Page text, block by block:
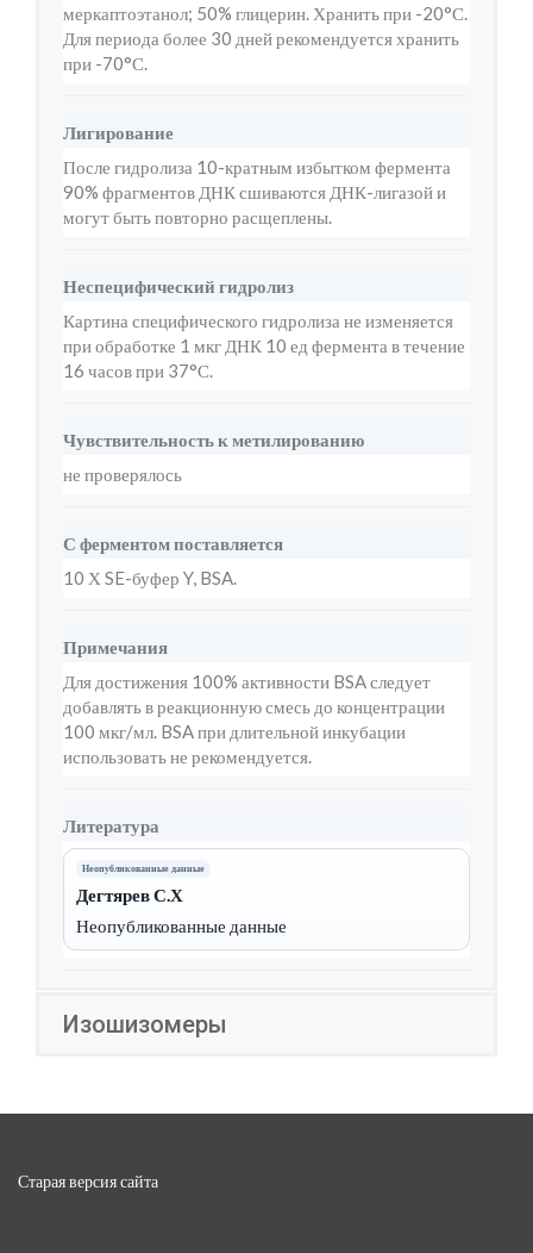
меркаптоэтанол; 50% глицерин. Хранить при -20°С.
Для периода более 30 дней рекомендуется хранить
при -70°С.
Лигирование
После гидролиза 10-кратным избытком фермента
90% фрагментов ДНК сшиваются ДНК-лигазой и
могут быть повторно расщеплены.
Неспецифический гидролиз
Картина специфического гидролиза не изменяется
при обработке 1 мкг ДНК 10 ед фермента в течение
16 часов при 37°С.
Чувствительность к метилированию
не проверялось
С ферментом поставляется
10 Х SE-буфер Y, BSA.
Примечания
Для достижения 100% активности BSA следует
добавлять в реакционную смесь до концентрации
100 мкг/мл. BSA при длительной инкубации
использовать не рекомендуется.
Литература
Неопубликованные данные
Дегтярев С.Х
Неопубликованные данные
Изошизомеры
Старая версия сайта